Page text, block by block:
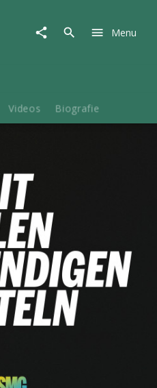
Menu
Videos Biografie